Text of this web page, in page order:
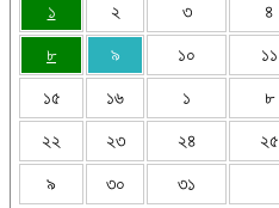
১
২ ৩ ৪
৮ ৯ ১০ ১১
১৫ ১৬ ১ ৮
২২ ২৩ ২৪ ২৫
৯ ৩০ ৩১